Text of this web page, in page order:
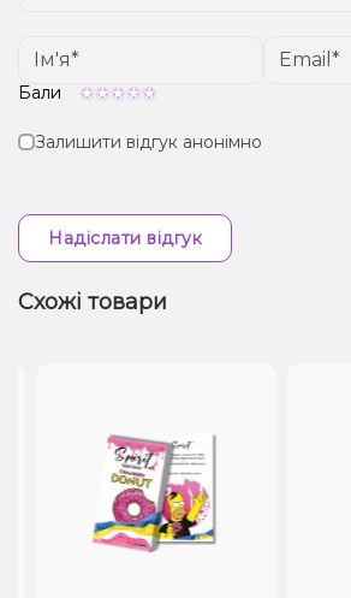
Бали
Залишити відгук анонімно
Надіслати відгук
Схожі товари